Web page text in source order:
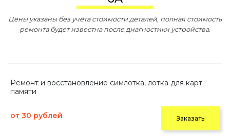
Цены указаны без учёта стоимости деталей, полная стоимость
ремонта будет известна после диагностики устройства.
Ремонт и восстановление симлотка, лотка для карт
памяти
от 30 рублей Заказать